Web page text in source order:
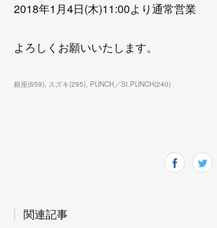
2018年1月4日(木)11:00より通常営業
よろしくお願いいたします。
銀座(659) スズキ(295) PUNCH／St.PUNCH(240)
関連記事